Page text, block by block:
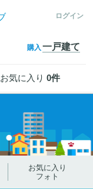
ログイン
購入 一戸建て
お気に入り 0件
お気に入り
フォト